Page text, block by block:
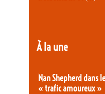
À la une
Nan Shepherd dans
« trafic amoureux »